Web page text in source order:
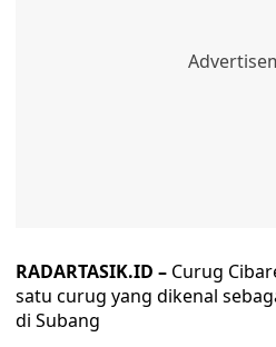
RADARTASIK.ID – Curug
satu curug yang dikenal
di Subang